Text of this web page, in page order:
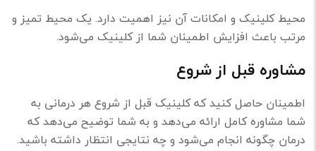
محیط کلینیک و امکانات آن نیز اهمیت دارد. یک محیط تمیز و
مرتب باعث افزایش اطمینان شما از کلینیک می‌شود.
مشاوره قبل از شروع
اطمینان حاصل کنید که کلینیک قبل از شروع هر درمانی به
شما مشاوره کامل ارائه می‌دهد و به شما توضیح می‌دهد که
درمان چگونه انجام می‌شود و چه نتایجی انتظار داشته باشید.